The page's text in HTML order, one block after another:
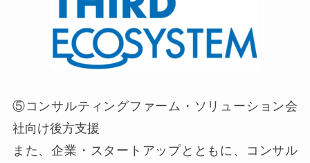
⑤コンサルティングファーム・ソリューション会
社向け後方支援
また、企業・スタートアップとともに、コンサル